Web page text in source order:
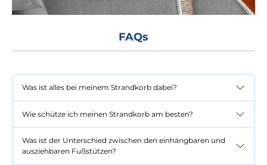
FAQs
Was ist alles bei meinem Strandkorb dabei?
Wie schütze ich meinen Strandkorb am besten?
Was ist der Unterschied zwischen den einhängbaren und
ausziehbaren Fußstützen?